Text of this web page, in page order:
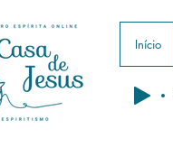
Início